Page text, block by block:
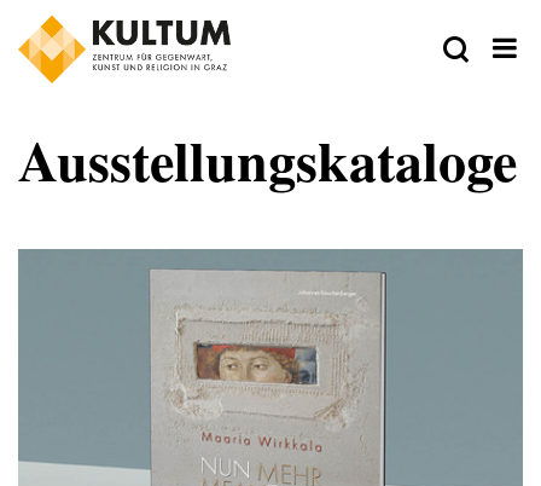
Ausstellungskataloge